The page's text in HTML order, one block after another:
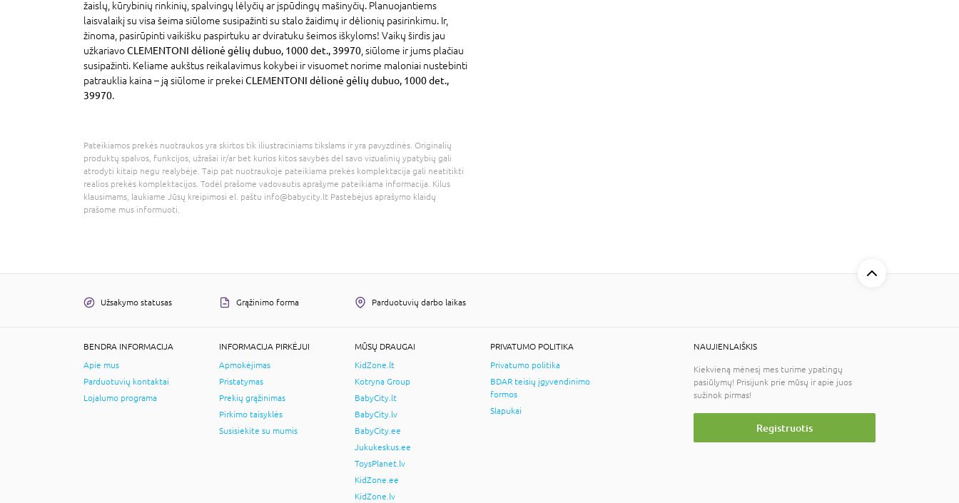
žaislų, kūrybinių rinkinių, spalvingų lėlyčių ar įspūdingų mašinyčių. Planuojantiems
laisvalaikį su visa šeima siūlome susipažinti su stalo žaidimų ir dėlionių pasirinkimu. Ir,
žinoma, pasirūpinti vaikišku paspirtuku ar dviratuku šeimos iškyloms! Vaikų širdis jau
užkariavoCLEMENTONI dėlionė gėlių dubuo, 1000 det., 39970 , siūlome ir jums plačiau
susipažinti. Keliame aukštus reikalavimus kokybei ir visuomet norime maloniai nustebinti
patrauklia kaina – ją siūlome ir prekeiCLEMENTONI dėlionė gėlių dubuo, 1000 det.,
39970.
Pateikiamos prekės nuotraukos yra skirtos tik iliustraciniams tikslams ir yra pavyzdinės. Originalių
produktų spalvos, funkcijos, užrašai ir/ar bet kurios kitos savybės dėl savo vizualinių ypatybių gali
atrodyti kitaip negu realybėje. Taip pat nuotraukoje pateikiama prekės komplektacija gali neatitikti
realios prekės komplektacijos. Todėl prašome vadovautis aprašyme pateikiama informacija. Kilus
klausimams, laukiame Jūsų kreipimosi el. paštu info@babycity.lt Pastebėjus aprašymo klaidų
prašome mus informuoti.
Užsakymo statusas Grąžinimo forma Parduotuvių darbo laikas
BENDRA INFORMACIJA
Apie mus
Parduotuvių kontaktai
Lojalumo programa
INFORMACIJA PIRKĖJUI
Apmokėjimas
Pristatymas
Prekių grąžinimas
Pirkimo taisyklės
Susisiekite su mumis
MŪSŲ DRAUGAI
KidZone.lt
Kotryna Group
BabyCity.lt
BabyCity.lv
BabyCity.ee
Jukukeskus.ee
ToysPlanet.lv
KidZone.ee
KidZone.lv
PRIVATUMO POLITIKA
Privatumo politika
BDAR teisių įgyvendinimo
formos
Slapukai
NAUJIENLAIŠKIS
Kiekvieną mėnesį mes turime ypatingų
pasiūlymų! Prisijunk prie mūsų ir apie juos
sužinok pirmas!
Registruotis